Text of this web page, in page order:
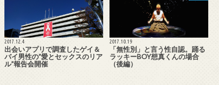
2017.12.4
出会いアプリで調査したゲイ＆
バイ男性の”愛とセックスのリア
ル”報告会開催
2017.10.19
「無性別」と言う性自認。踊る
ラッキーBOY想真くんの場合
（後編）